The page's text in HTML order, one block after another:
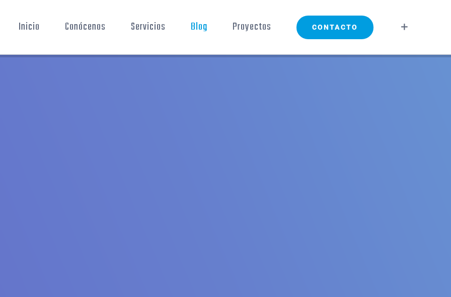
Inicio Conócenos Servicios Blog Proyectos CONTACTO